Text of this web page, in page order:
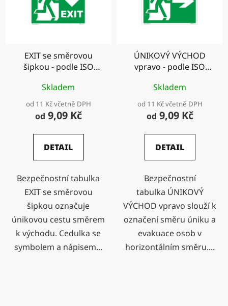
EXIT se směrovou
šipkou - podle ISO
Skladem
od 11 Kč včetně DPH
od 9,09 Kč
DETAIL
Bezpečnostní tabulka
EXIT se směrovou
šipkou označuje
únikovou cestu směrem
k východu. Cedulka se
symbolem a nápisem...
ÚNIKOVÝ VÝCHOD
vpravo - podle ISO
Skladem
od 11 Kč včetně DPH
od 9,09 Kč
DETAIL
Bezpečnostní
tabulka ÚNIKOVÝ
VÝCHOD vpravo slouží k
označení směru úniku a
evakuace osob v
horizontálním směru....